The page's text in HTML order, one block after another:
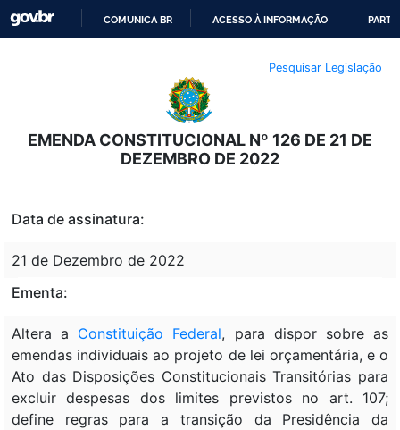
O
CONTEÚDO
COMUNICA BR ACESSO À INFORMAÇÃO
Pesquisar Legislação
EMENDA CONSTITUCIONAL Nº 126 DE 21 DE
DEZEMBRO DE 2022
Data de assinatura:
21 de Dezembro de 2022
Ementa:
Altera a Constituição Federal, para dispor sobre as
emendas individuais ao projeto de lei orçamentária, e o
Ato das Disposições Constitucionais Transitórias para
excluir despesas dos limites previstos no art. 107;
define regras para a transição da Presidência da